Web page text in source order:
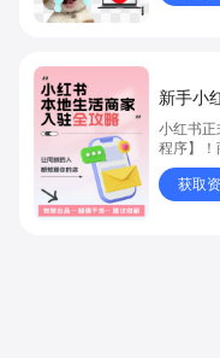
新手小
小红书正
程序】！
团购，
通，让生
获取